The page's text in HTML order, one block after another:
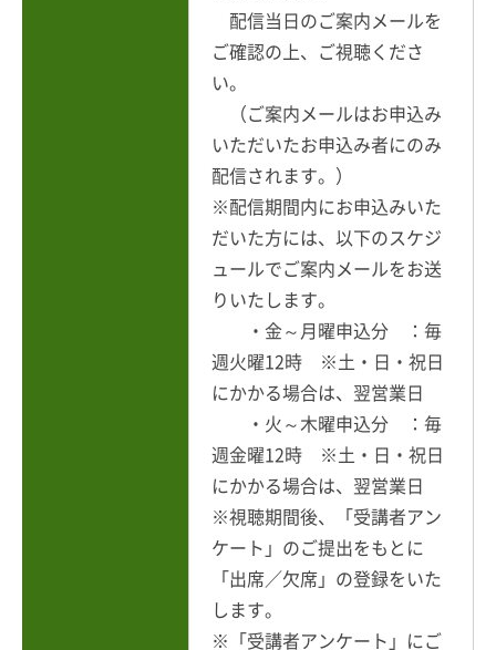
配信当日のご案内メールを
ご確認の上、ご視聴くださ
い。
（ご案内メールはお申込み
いただいたお申込み者にのみ
配信されます。）
※配信期間内にお申込みいた
だいた方には、以下のスケジ
ュールでご案内メールをお送
りいたします。
・金～月曜申込分 ：毎
週火曜12時 ※土・日・祝日
にかかる場合は、翌営業日
・火～木曜申込分 ：毎
週金曜12時 ※土・日・祝日
にかかる場合は、翌営業日
※視聴期間後、「受講者アン
ケート」のご提出をもとに
「出席／欠席」の登録をいた
します。
※「受講者アンケート」にご